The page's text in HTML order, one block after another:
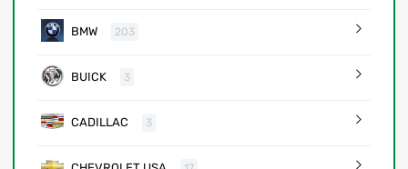
BMW 203
BUICK 3
CADILLAC 3